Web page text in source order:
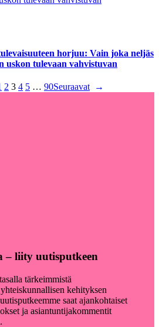
horjuu: Vain joka neljäs
uskon tulevaan vahvistuvan
2 3 4 5 … 90Seuraavat →
– liity uutisputkeen
tärkeimmistä
kehityksen
saat ajankohtaiset
ja asiantuntijakommentit